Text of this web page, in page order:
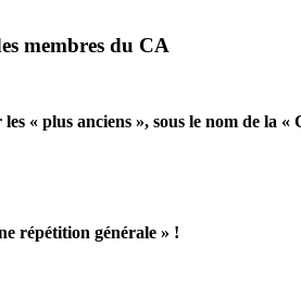
membres du CA
« plus anciens », sous le nom de la
répétition générale » !